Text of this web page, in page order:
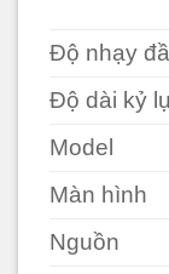
Độ nhạy
Độ dài kỷ
Model
Màn hình
Nguồn